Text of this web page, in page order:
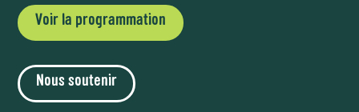
Voir la programmation
Nous soutenir